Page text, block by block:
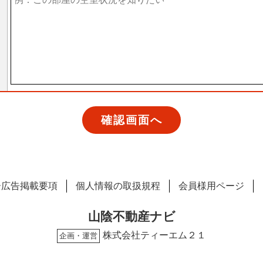
告掲載要項 個人情報の取扱規程 会員様用ページ
山陰不動産ナビ
企画・運営 株式会社ティーエム２１